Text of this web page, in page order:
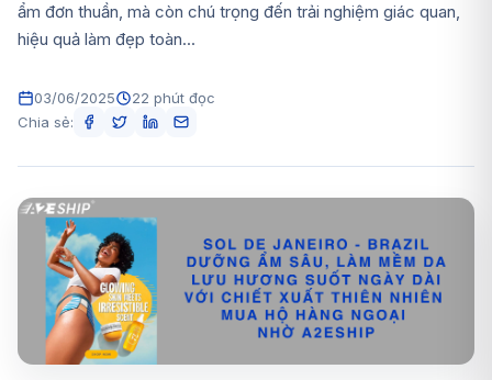
ẩm đơn thuần, mà còn chú trọng đến trải nghiệm giác quan,
hiệu quả làm đẹp toàn...
03/06/2025
22 phút đọc
Chia sẻ: